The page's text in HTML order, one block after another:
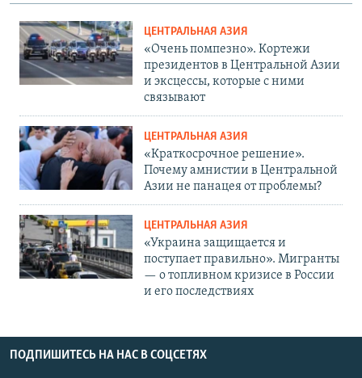
ЦЕНТРАЛЬНАЯ АЗИЯ
«Очень помпезно». Кортежи
президентов в Центральной Азии
и эксцессы, которые с ними
связывают
ЦЕНТРАЛЬНАЯ АЗИЯ
«Краткосрочное решение».
Почему амнистии в Центральной
Азии не панацея от проблемы?
ЦЕНТРАЛЬНАЯ АЗИЯ
«Украина защищается и
поступает правильно». Мигранты
— о топливном кризисе в России
и его последствиях
ПОДПИШИТЕСЬ НА НАС В СОЦСЕТЯХ